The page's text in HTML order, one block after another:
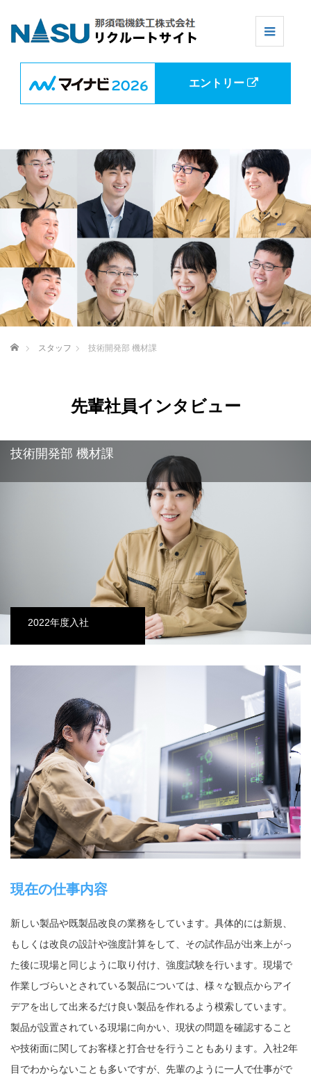
エントリー
ホーム スタッフ 技術開発部 機材課
先輩社員インタビュー
技術開発部 機材課
2022年度入社
現在の仕事内容
新しい製品や既製品改良の業務をしています。具体的には新規、
もしくは改良の設計や強度計算をして、その試作品が出来上がっ
た後に現場と同じように取り付け、強度試験を行います。現場で
作業しづらいとされている製品については、様々な観点からアイ
デアを出して出来るだけ良い製品を作れるよう模索しています。
製品が設置されている現場に向かい、現状の問題を確認すること
や技術面に関してお客様と打合せを行うこともあります。入社2年
目でわからないことも多いですが、先輩のように一人で仕事がで